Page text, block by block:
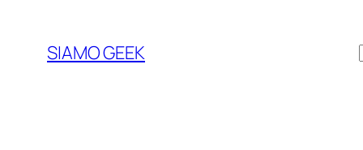
contenuto
SIAMO GEEK